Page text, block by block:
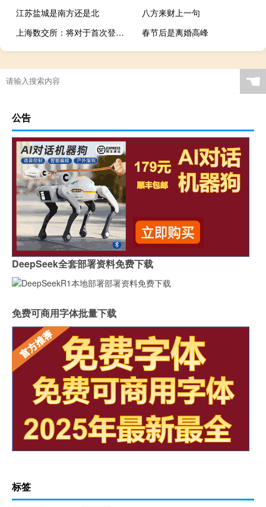
江苏盐城是南方还是北
八方来财上一句
上海数交所：将对于首次登记挂牌企业给予一次性补贴
春节后是离婚高峰
☚
公告
DeepSeek全套部署资料免费下载
免费可商用字体批量下载
标签